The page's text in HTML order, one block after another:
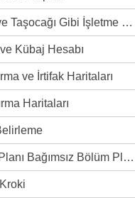
Gibi İşletme Üretim Haritaları
Kübaj Hesabı
ve İrtifak Haritaları
Haritaları
Bağımsız Bölüm Planı